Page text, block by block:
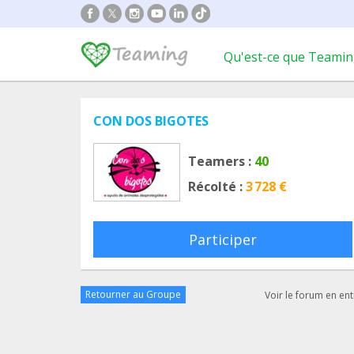
Qu'est-ce que
CON DOS BIGOTES
Teamers : 40
Récolté :3 728 €
Participer
Retourner au Groupe Voir le forum en